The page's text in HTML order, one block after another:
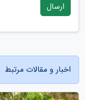
ارسال
اخبار و مقالات مرتبط